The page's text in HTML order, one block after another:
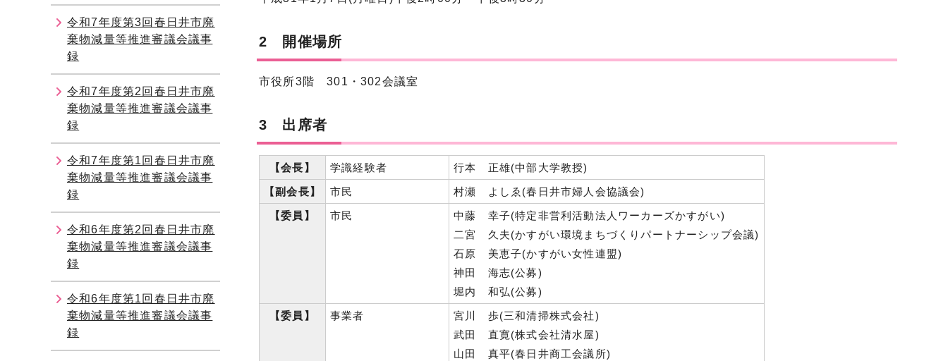
2 開催場所
市役所3階 301・302会議室
3 出席者
【会長】 学識経験者
行本 正雄(中部大学教授)
【副会長】
市民
村瀬 よしゑ(春日井市婦人会協議会)
【委員】
市民
中藤 幸子(特定非営利活動法人ワーカーズかすがい)
二宮 久夫(かすがい環境まちづくりパートナーシップ会議)
石原 美恵子(かすがい女性連盟)
神田 海志(公募)
堀内 和弘(公募)
【委員】
事業者
宮川 歩(三和清掃株式会社)
武田 直寛(株式会社清水屋)
山田 真平(春日井商工会議所)
令和7年度第3回春日井市廃
棄物減量等推進審議会議事
録
令和7年度第2回春日井市廃
棄物減量等推進審議会議事
録
令和7年度第1回春日井市廃
棄物減量等推進審議会議事
録
令和6年度第2回春日井市廃
棄物減量等推進審議会議事
録
令和6年度第1回春日井市廃
棄物減量等推進審議会議事
録